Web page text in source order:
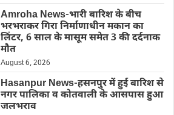
Amroha News-भारी बारिश के बीच
भरभराकर गिरा निर्माणाधीन मकान का
लिंटर, 6 साल के मासूम समेत 3 की दर्दनाक
मौत
August 6, 2026
Hasanpur News-हसनपुर में हुई बारिश से
नगर पालिका व कोतवाली के आसपास हुआ
जलभराव